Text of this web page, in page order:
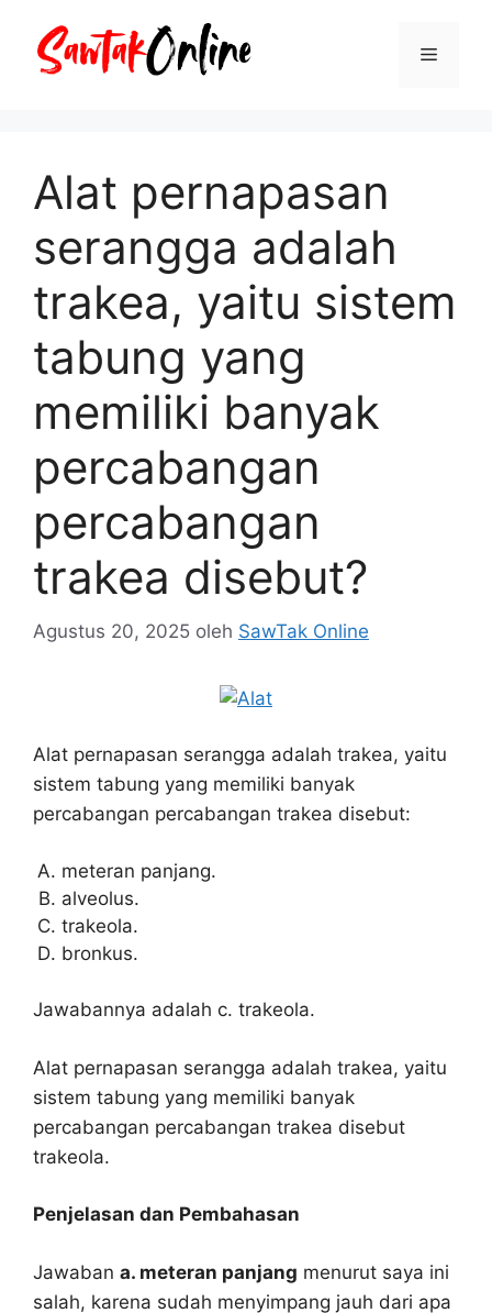
Menu
Alat pernapasan
serangga adalah
trakea, yaitu sistem
tabung yang
memiliki banyak
percabangan
percabangan
trakea disebut?
Agustus 20, 2025 oleh SawTak Online
Alat pernapasan serangga adalah trakea, yaitu
sistem tabung yang memiliki banyak
percabangan percabangan trakea disebut:
meteran panjang.
alveolus.
trakeola.
bronkus.
Jawabannya adalah c. trakeola.
Alat pernapasan serangga adalah trakea, yaitu
sistem tabung yang memiliki banyak
percabangan percabangan trakea disebut
trakeola.
Penjelasan dan Pembahasan
Jawaban a. meteran panjang menurut saya ini
salah, karena sudah menyimpang jauh dari apa